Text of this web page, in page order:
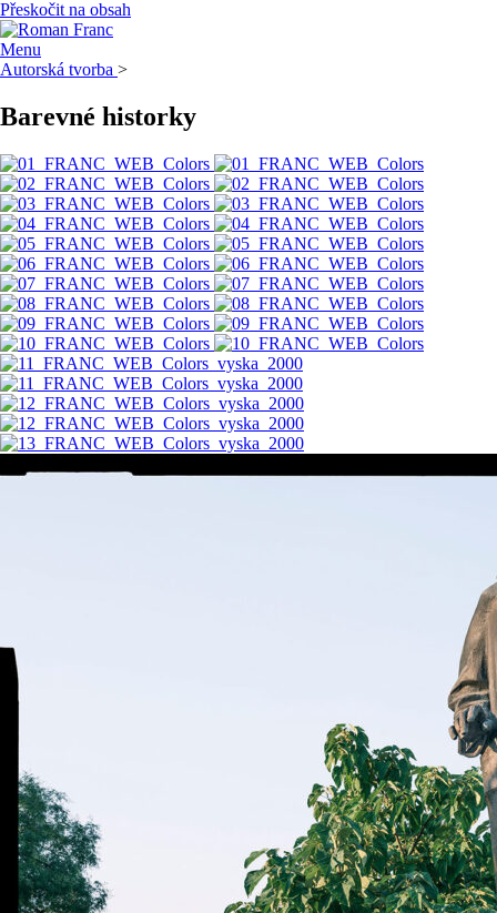
Přeskočit na obsah
Menu
Autorská tvorba >
Barevné historky